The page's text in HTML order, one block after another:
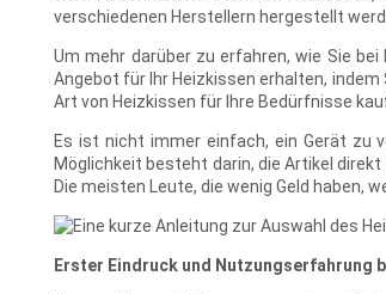
verschiedenen Herstellern hergestellt
Um mehr darüber zu erfahren, wie Sie
Angebot für Ihr Heizkissen erhalten,
Art von Heizkissen für Ihre Bedürfnisse
Es ist nicht immer einfach, ein Gerät zu
Möglichkeit besteht darin, die Artikel
Die meisten Leute, die wenig Geld haben,
Erster Eindruck und Nutzungserfahrung